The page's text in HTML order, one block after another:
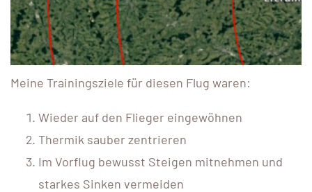
Meine Trainingsziele für diesen Flug waren:
Wieder auf den Flieger eingewöhnen
Thermik sauber zentrieren
Im Vorflug bewusst Steigen mitnehmen und
starkes Sinken vermeiden